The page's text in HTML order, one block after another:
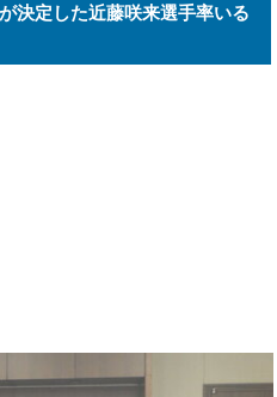
決定した近藤咲来選手率いる